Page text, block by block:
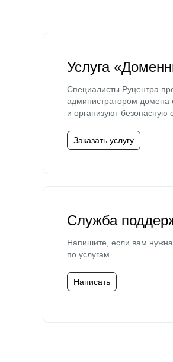
Услуга
Специалисты Руцентра
администратором домена
и организуют безопасную
Заказать услугу
Служба
Напишите, если вам
по услугам.
Написать